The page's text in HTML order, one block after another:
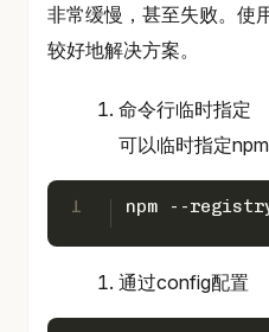
非常缓慢，甚至失败。使
较好地解决方案。
命令行临时指定
可以临时指定
1 npm --
通过config配置